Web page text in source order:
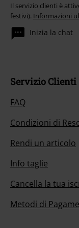
Il servizio clienti è
festivi). Informazioni
Inizia la chat
Servizio Clienti
FAQ
Condizioni di
Rendi un articolo
Info taglie
Cancella la tua
Metodi di